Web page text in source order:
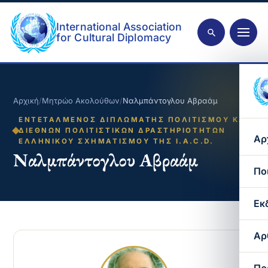
International Association
for Cultural Diplomacy
Αρχική/Μητρώο Ακολούθων/Ναλμπάντογλου Αβραάμ
ΕΝΤΕΤΑΛΜΈΝΟΣ ΔΙΠΛΩΜΆΤΗΣ ΠΟΛΙΤΙΣΜΟΎ ΚΑΙ
ΔΙΕΘΝΏΝ ΠΟΛΙΤΙΣΤΙΚΏΝ ΔΡΑΣΤΗΡΙΟΤΉΤΩΝ
ΕΛΛΗΝΙΚΟΎ ΣΧΗΜΑΤΙΣΜΟΎ ΤΗΣ I.A.C.D.
Ναλμπάντογλου Αβραάμ